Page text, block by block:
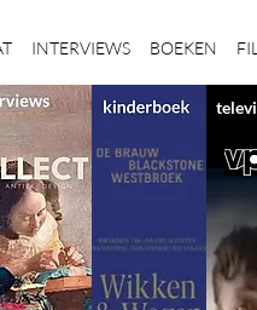
INTERVIEWS BOEKEN